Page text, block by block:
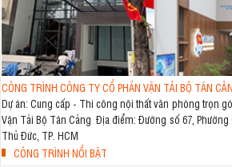
CÔNG TRÌNH CÔNG TY CỔ PHẦN VẬN TẢI BỘ TÂN
Dự án: Cung cấp - Thi công nội thất văn phòng trọn
Vận Tải Bộ Tân Cảng Địa điểm: Đường số 67, Phường
Thủ Đức, TP. HCM
CÔNG TRÌNH NỔI BẬT